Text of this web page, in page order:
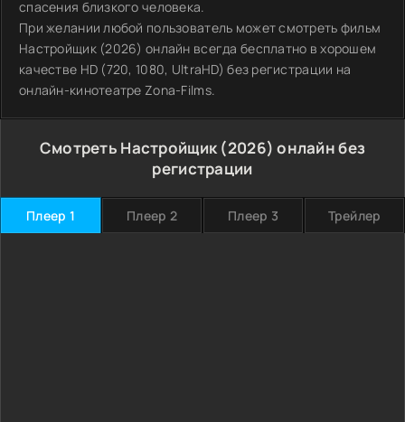
спасения близкого человека.
При желании любой пользователь может смотреть фильм
Настройщик (2026) онлайн всегда бесплатно в хорошем
качестве HD (720, 1080, UltraHD) без регистрации на
онлайн-кинотеатре Zona-Films.
Смотреть Настройщик (2026) онлайн без
регистрации
Плеер 1 Плеер 2 Плеер 3 Трейлер